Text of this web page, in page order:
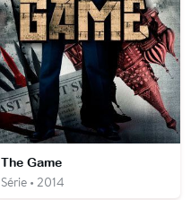
The Game
Série • 2014